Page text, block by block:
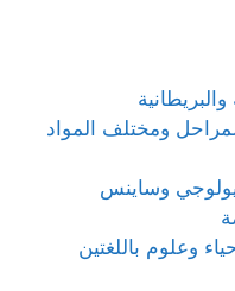
ومختلف المواد
وساينس
وعلوم باللغتين